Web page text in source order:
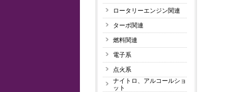
ロータリーエンジン関連
ターボ関連
燃料関連
電子系
点火系
ナイトロ、アルコールショ
ット